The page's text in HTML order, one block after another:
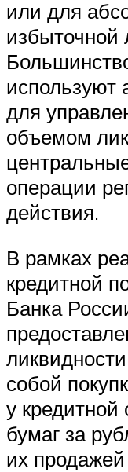
или для
избыточной
используют
для
объемом
операции
действия.
В рамках
кредитной
Банка
собой
у кредитной
бумаг за
их